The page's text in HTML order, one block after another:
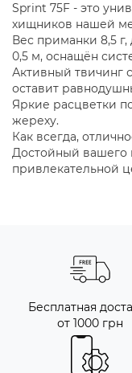
Sprint 75F - это
хищников нашей
Вес приманки 8,5
0,5 м, оснащён
Активный твичинг
оставит
Яркие расцветки
жереху.
Как всегда,
Достойный вашего
привлекательной
Бесплатная
от 1000 грн